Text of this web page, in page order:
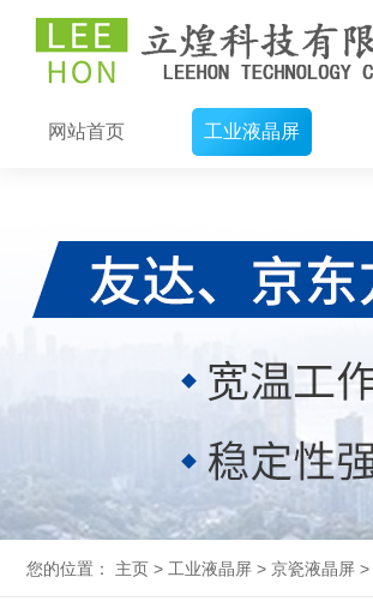
网站首页 工业液晶屏
您的位置： 主页 > 工业液晶屏 > 京瓷液晶屏 >